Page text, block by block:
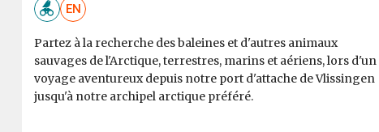
EN
Partez à la recherche des baleines et d'autres animaux
sauvages de l'Arctique, terrestres, marins et aériens, lors d'un
voyage aventureux depuis notre port d'attache de Vlissingen
jusqu'à notre archipel arctique préféré.